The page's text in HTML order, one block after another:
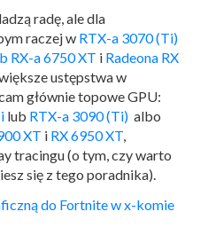
radę, ale dla
raczej w RTX-a 3070 (Ti)
RX-a 6750 XT i Radeona RX
ustępstwa w
głównie topowe GPU:
lub RTX-a 3090 (Ti) albo
XT i RX 6950 XT,
tracingu (o tym, czy warto
się z tego poradnika).
do Fortnite w x-komie